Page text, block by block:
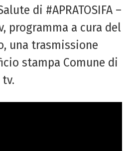
di #APRATOSIFA –
programma a cura del
una trasmissione
stampa Comune di